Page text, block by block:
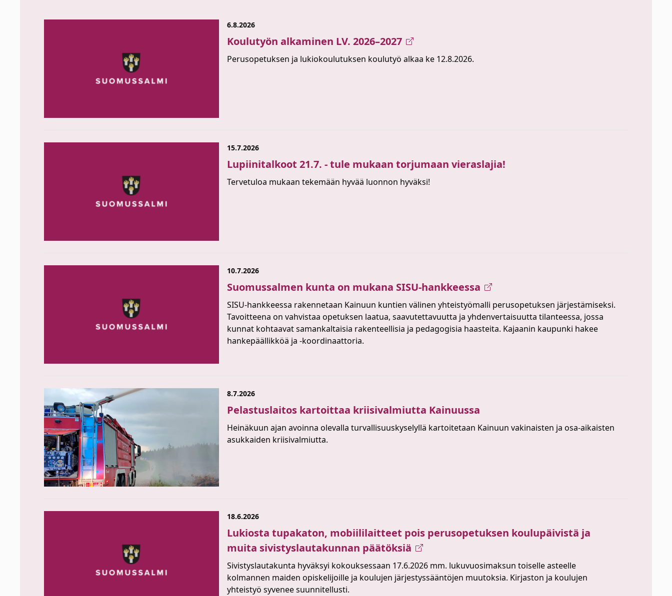
6.8.2026
Koulutyön alkaminen LV. 2026–2027
Perusopetuksen ja lukiokoulutuksen koulutyö alkaa ke 12.8.2026.
15.7.2026
Lupiinitalkoot 21.7. - tule mukaan torjumaan vieraslajia!
Tervetuloa mukaan tekemään hyvää luonnon hyväksi!
10.7.2026
Suomussalmen kunta on mukana SISU-hankkeessa
SISU-hankkeessa rakennetaan Kainuun kuntien välinen yhteistyömalli perusopetuksen järjestämiseksi.
Tavoitteena on vahvistaa opetuksen laatua, saavutettavuutta ja yhdenvertaisuutta tilanteessa, jossa
kunnat kohtaavat samankaltaisia rakenteellisia ja pedagogisia haasteita. Kajaanin kaupunki hakee
hankepäällikköä ja -koordinaattoria.
8.7.2026
Pelastuslaitos kartoittaa kriisivalmiutta Kainuussa
Heinäkuun ajan avoinna olevalla turvallisuuskyselyllä kartoitetaan Kainuun vakinaisten ja osa-aikaisten
asukkaiden kriisivalmiutta.
18.6.2026
Lukiosta tupakaton, mobiililaitteet pois perusopetuksen koulupäivistä ja
muita sivistyslautakunnan päätöksiä
Sivistyslautakunta hyväksyi kokouksessaan 17.6.2026 mm. lukuvuosimaksun toiselle asteelle
kolmannen maiden opiskelijoille ja koulujen järjestyssääntöjen muutoksia. Kirjaston ja koulujen
yhteistyö syvenee suunnitellusti.